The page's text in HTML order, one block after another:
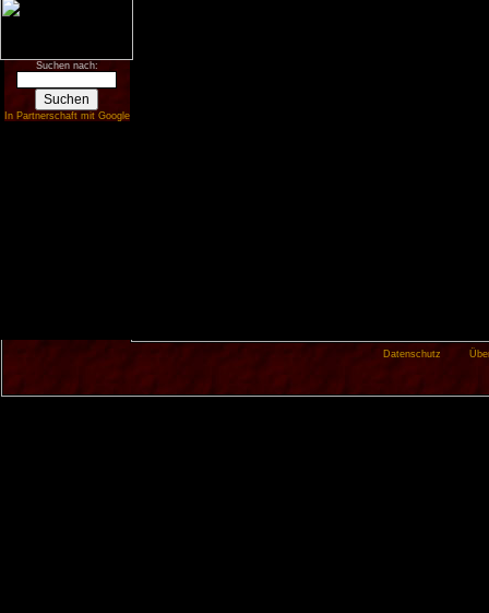
Suchen nach:
In Partnerschaft mit Google
Datenschutz